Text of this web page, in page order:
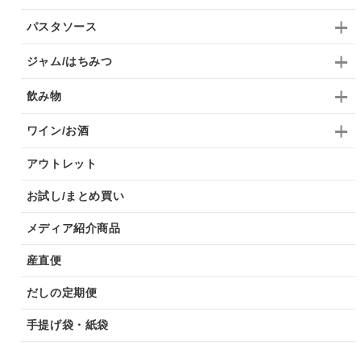
パスタソース
ジャム/はちみつ
飲み物
ワイン/お酒
アウトレット
お試し/まとめ買い
メディア紹介商品
産直便
だしの定期便
手提げ袋・紙袋